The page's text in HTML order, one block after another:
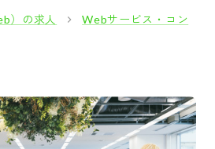
）の求人
Webサービス・コン